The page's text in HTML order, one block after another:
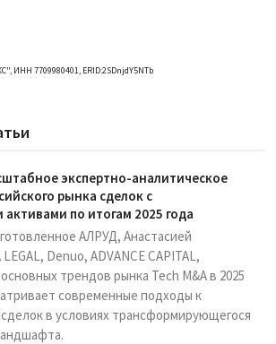
ИНН 7709980401, ERID:2SDnjdY5NTb
экспертно-аналитическое
рынка сделок с
по итогам 2025 года
АЛРУД, Анастасией
Denuo, ADVANCE CAPITAL,
трендов рынка Tech M&A в 2025
современные подходы к
в условиях трансформирующегося